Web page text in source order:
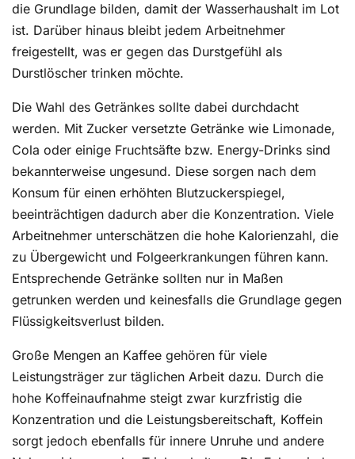
die Grundlage bilden, damit der Wasserhaushalt im Lot
ist. Darüber hinaus bleibt jedem Arbeitnehmer
freigestellt, was er gegen das Durstgefühl als
Durstlöscher trinken möchte.
Die Wahl des Getränkes sollte dabei durchdacht
werden. Mit Zucker versetzte Getränke wie Limonade,
Cola oder einige Fruchtsäfte bzw. Energy-Drinks sind
bekannterweise ungesund. Diese sorgen nach dem
Konsum für einen erhöhten Blutzuckerspiegel,
beeinträchtigen dadurch aber die Konzentration. Viele
Arbeitnehmer unterschätzen die hohe Kalorienzahl, die
zu Übergewicht und Folgeerkrankungen führen kann.
Entsprechende Getränke sollten nur in Maßen
getrunken werden und keinesfalls die Grundlage gegen
Flüssigkeitsverlust bilden.
Große Mengen an Kaffee gehören für viele
Leistungsträger zur täglichen Arbeit dazu. Durch die
hohe Koffeinaufnahme steigt zwar kurzfristig die
Konzentration und die Leistungsbereitschaft, Koffein
sorgt jedoch ebenfalls für innere Unruhe und andere